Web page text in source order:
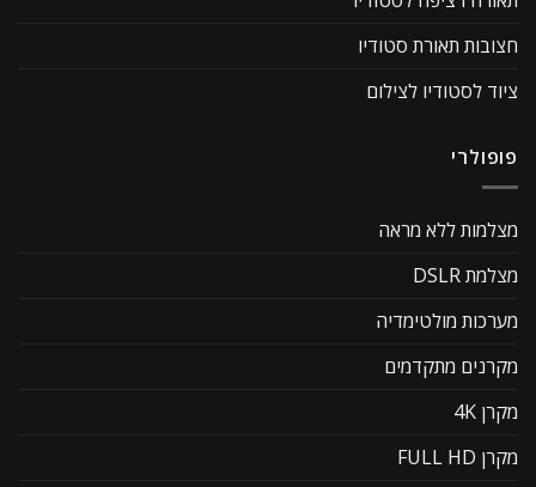
חצובות תאורת סטודיו
ציוד לסטודיו לצילום
פופולרי
מצלמות ללא מראה
מצלמת DSLR
מערכות מולטימדיה
מקרנים מתקדמים
מקרן 4K
מקרן FULL HD